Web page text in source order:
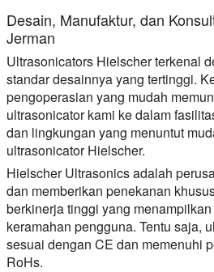
Desain, Manufaktur, dan
Jerman
Ultrasonicators Hielscher terkenal
standar desainnya yang tertinggi.
pengoperasian yang mudah
ultrasonicator kami ke dalam
dan lingkungan yang menuntut
ultrasonicator Hielscher.
Hielscher Ultrasonics adalah
dan memberikan penekanan
berkinerja tinggi yang
keramahan pengguna. Tentu saja,
sesuai dengan CE dan memenuhi
RoHs.